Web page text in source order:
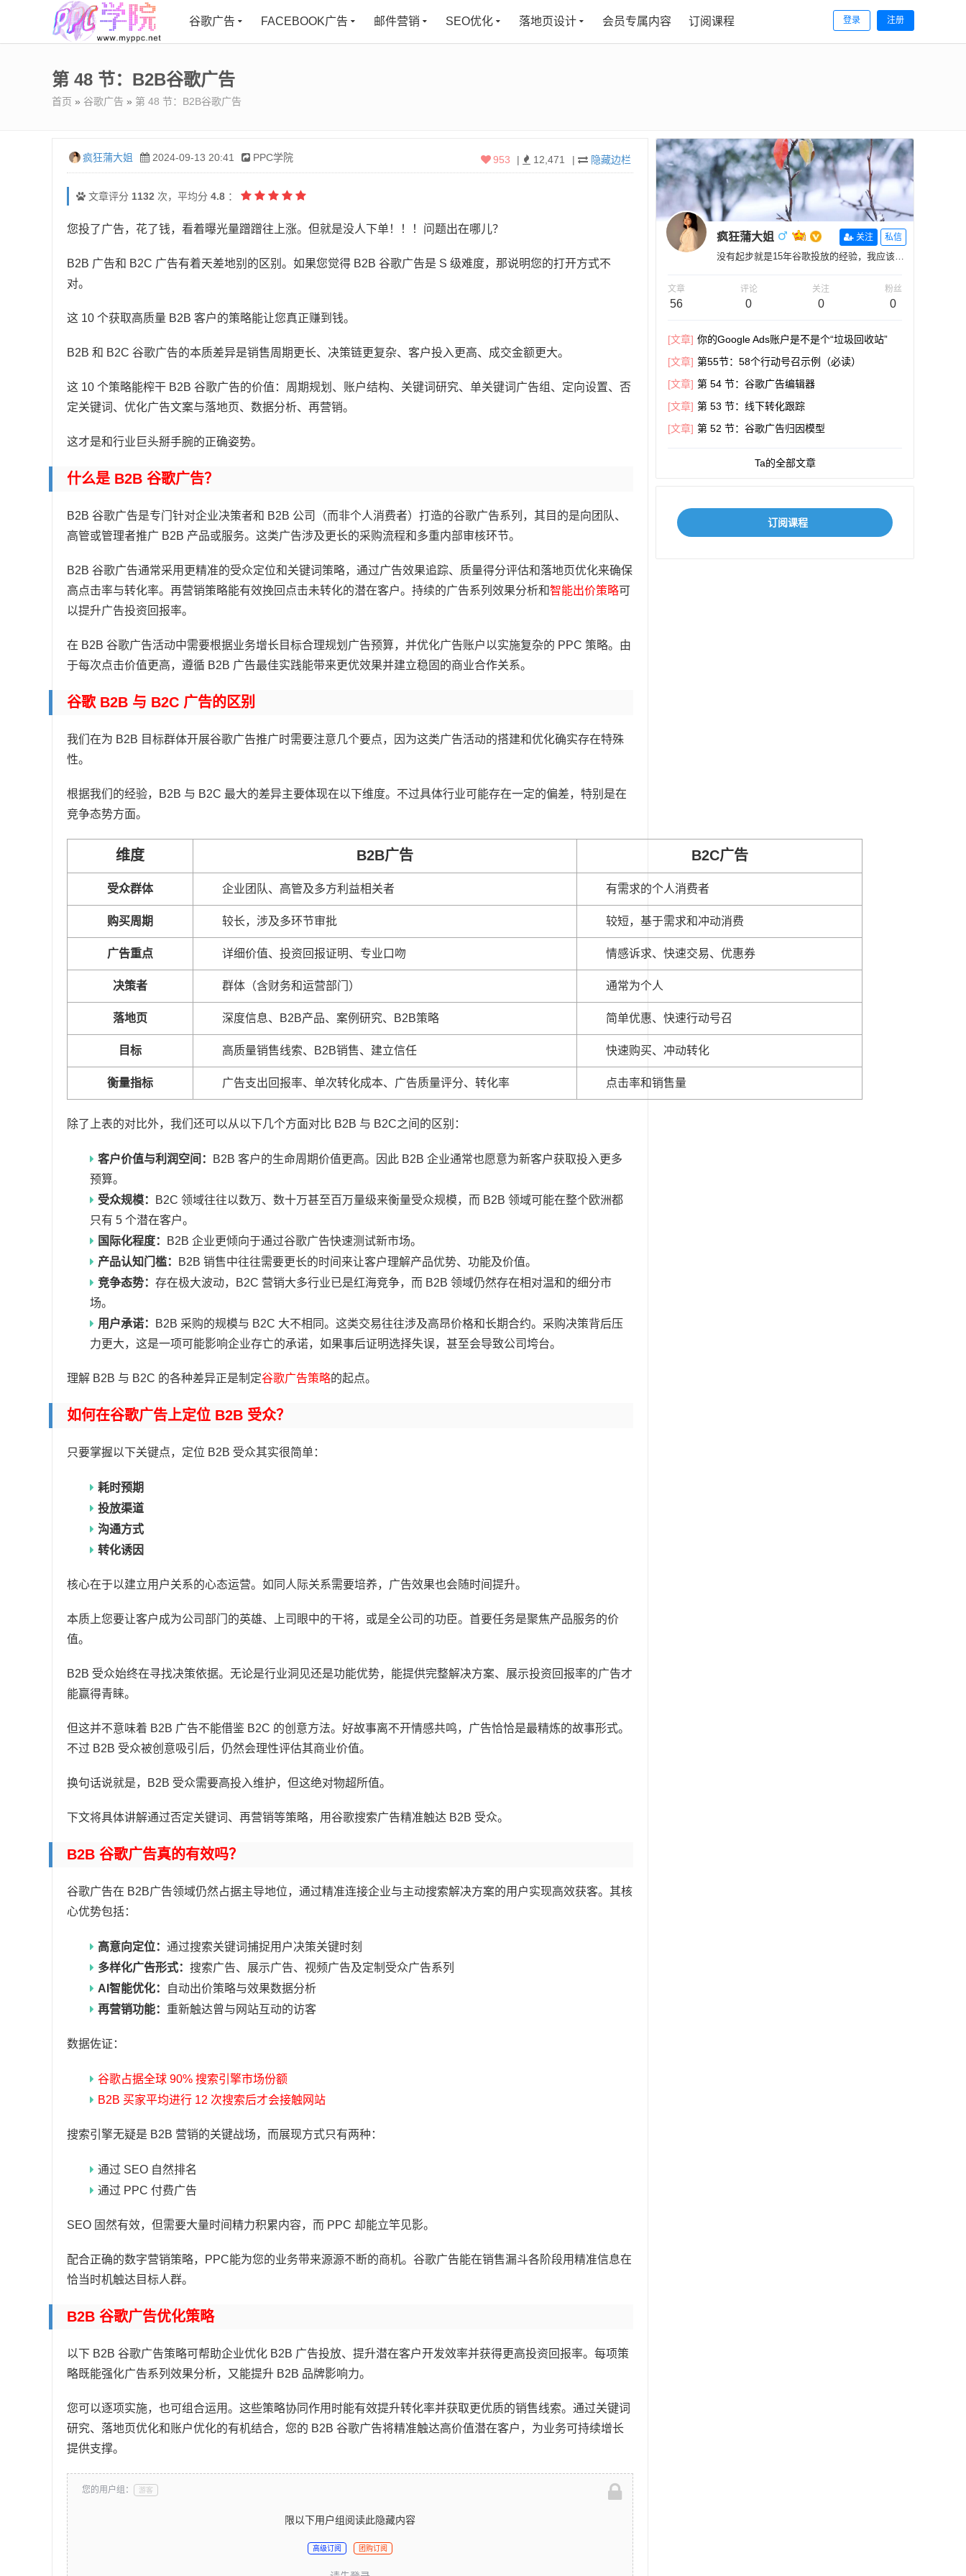
登录 注册
谷歌广告 FACEBOOK广告 邮件营销 SEO优化 落地页设计 会员专属内容 订阅课程
第 48 节：B2B谷歌广告
首页 » 谷歌广告 » 第 48 节：B2B谷歌广告
疯狂蒲大姐 2024-09-13 20:41 PPC学院 | 隐藏边栏
| 12,471
953
文章评分 1132 次，平均分 4.8 ：
您投了广告，花了钱，看着曝光量蹭蹭往上涨。但就是没人下单！！！问题出在哪儿？
B2B 广告和 B2C 广告有着天差地别的区别。如果您觉得 B2B 谷歌广告是 S 级难度，那说明您的打开方式不
对。
这 10 个获取高质量 B2B 客户的策略能让您真正赚到钱。
B2B 和 B2C 谷歌广告的本质差异是销售周期更长、决策链更复杂、客户投入更高、成交金额更大。
这 10 个策略能榨干 B2B 谷歌广告的价值：周期规划、账户结构、关键词研究、单关键词广告组、定向设置、否
定关键词、优化广告文案与落地页、数据分析、再营销。
这才是和行业巨头掰手腕的正确姿势。
什么是 B2B 谷歌广告？
B2B 谷歌广告是专门针对企业决策者和 B2B 公司（而非个人消费者）打造的谷歌广告系列，其目的是向团队、
高管或管理者推广 B2B 产品或服务。这类广告涉及更长的采购流程和多重内部审核环节。
B2B 谷歌广告通常采用更精准的受众定位和关键词策略，通过广告效果追踪、质量得分评估和落地页优化来确保
高点击率与转化率。再营销策略能有效挽回点击未转化的潜在客户。持续的广告系列效果分析和智能出价策略可
以提升广告投资回报率。
在 B2B 谷歌广告活动中需要根据业务增长目标合理规划广告预算，并优化广告账户以实施复杂的 PPC 策略。由
于每次点击价值更高，遵循 B2B 广告最佳实践能带来更优效果并建立稳固的商业合作关系。
谷歌 B2B 与 B2C 广告的区别
我们在为 B2B 目标群体开展谷歌广告推广时需要注意几个要点，因为这类广告活动的搭建和优化确实存在特殊
性。
根据我们的经验，B2B 与 B2C 最大的差异主要体现在以下维度。不过具体行业可能存在一定的偏差，特别是在
竞争态势方面。
维度 B2B广告 B2C广告
受众群体 企业团队、高管及多方利益相关者 有需求的个人消费者
购买周期 较长，涉及多环节审批 较短，基于需求和冲动消费
广告重点 详细价值、投资回报证明、专业口吻 情感诉求、快速交易、优惠券
决策者 群体（含财务和运营部门） 通常为个人
落地页 深度信息、B2B产品、案例研究、B2B策略 简单优惠、快速行动号召
目标 高质量销售线索、B2B销售、建立信任 快速购买、冲动转化
衡量指标 广告支出回报率、单次转化成本、广告质量评分、转化率 点击率和销售量
除了上表的对比外，我们还可以从以下几个方面对比 B2B 与 B2C之间的区别：
客户价值与利润空间：
B2B 客户的生命周期价值更高。因此 B2B 企业通常也愿意为新客户获取投入更多
预算。
受众规模：
B2C 领域往往以数万、数十万甚至百万量级来衡量受众规模，而 B2B 领域可能在整个欧洲都
只有 5 个潜在客户。
国际化程度：
B2B 企业更倾向于通过谷歌广告快速测试新市场。
产品认知门槛：
B2B 销售中往往需要更长的时间来让客户理解产品优势、功能及价值。
竞争态势： 存在极大波动，B2C 营销大多行业已是红海竞争，而 B2B 领域仍然存在相对温和的细分市
场。
用户承诺：
B2B 采购的规模与 B2C 大不相同。这类交易往往涉及高昂价格和长期合约。采购决策背后压
力更大，这是一项可能影响企业存亡的承诺，如果事后证明选择失误，甚至会导致公司垮台。
理解 B2B 与 B2C 的各种差异正是制定谷歌广告策略的起点。
如何在谷歌广告上定位 B2B 受众？
只要掌握以下关键点，定位 B2B 受众其实很简单：
耗时预期
投放渠道
沟通方式
转化诱因
核心在于以建立用户关系的心态运营。如同人际关系需要培养，广告效果也会随时间提升。
本质上您要让客户成为公司部门的英雄、上司眼中的干将，或是全公司的功臣。首要任务是聚焦产品服务的价
值。
B2B 受众始终在寻找决策依据。无论是行业洞见还是功能优势，能提供完整解决方案、展示投资回报率的广告才
能赢得青睐。
但这并不意味着 B2B 广告不能借鉴 B2C 的创意方法。好故事离不开情感共鸣，广告恰恰是最精炼的故事形式。
不过 B2B 受众被创意吸引后，仍然会理性评估其商业价值。
换句话说就是，B2B 受众需要高投入维护，但这绝对物超所值。
下文将具体讲解通过否定关键词、再营销等策略，用谷歌搜索广告精准触达 B2B 受众。
B2B 谷歌广告真的有效吗？
谷歌广告在 B2B广告领域仍然占据主导地位，通过精准连接企业与主动搜索解决方案的用户实现高效获客。其核
心优势包括：
高意向定位： 通过搜索关键词捕捉用户决策关键时刻
多样化广告形式： 搜索广告、展示广告、视频广告及定制受众广告系列
AI智能优化：
自动出价策略与效果数据分析
再营销功能： 重新触达曾与网站互动的访客
数据佐证：
谷歌占据全球 90% 搜索引擎市场份额
B2B 买家平均进行 12 次搜索后才会接触网站
搜索引擎无疑是 B2B 营销的关键战场，而展现方式只有两种：
通过 SEO 自然排名
通过 PPC 付费广告
SEO 固然有效，但需要大量时间精力积累内容，而 PPC 却能立竿见影。
配合正确的数字营销策略，PPC能为您的业务带来源源不断的商机。谷歌广告能在销售漏斗各阶段用精准信息在
恰当时机触达目标人群。
B2B 谷歌广告优化策略
以下 B2B 谷歌广告策略可帮助企业优化 B2B 广告投放、提升潜在客户开发效率并获得更高投资回报率。每项策
略既能强化广告系列效果分析，又能提升 B2B 品牌影响力。
您可以逐项实施，也可组合运用。这些策略协同作用时能有效提升转化率并获取更优质的销售线索。通过关键词
研究、落地页优化和账户优化的有机结合，您的 B2B 谷歌广告将精准触达高价值潜在客户，为业务可持续增长
提供支撑。
您的用户组： 游客
限以下用户组阅读此隐藏内容
高级订阅 团购订阅
疯狂蒲大姐 关注 私信
没有起步就是15年谷歌投放的经验，我应该有
文章
56
评论
0
关注
0
粉丝
0
[文章] 你的Google Ads账户是不是个“垃圾回收站”
[文章] 第55节：58个行动号召示例（必读）
[文章] 第 54 节：谷歌广告编辑器
[文章] 第 53 节：线下转化跟踪
[文章] 第 52 节：谷歌广告归因模型
Ta的全部文章
订阅课程